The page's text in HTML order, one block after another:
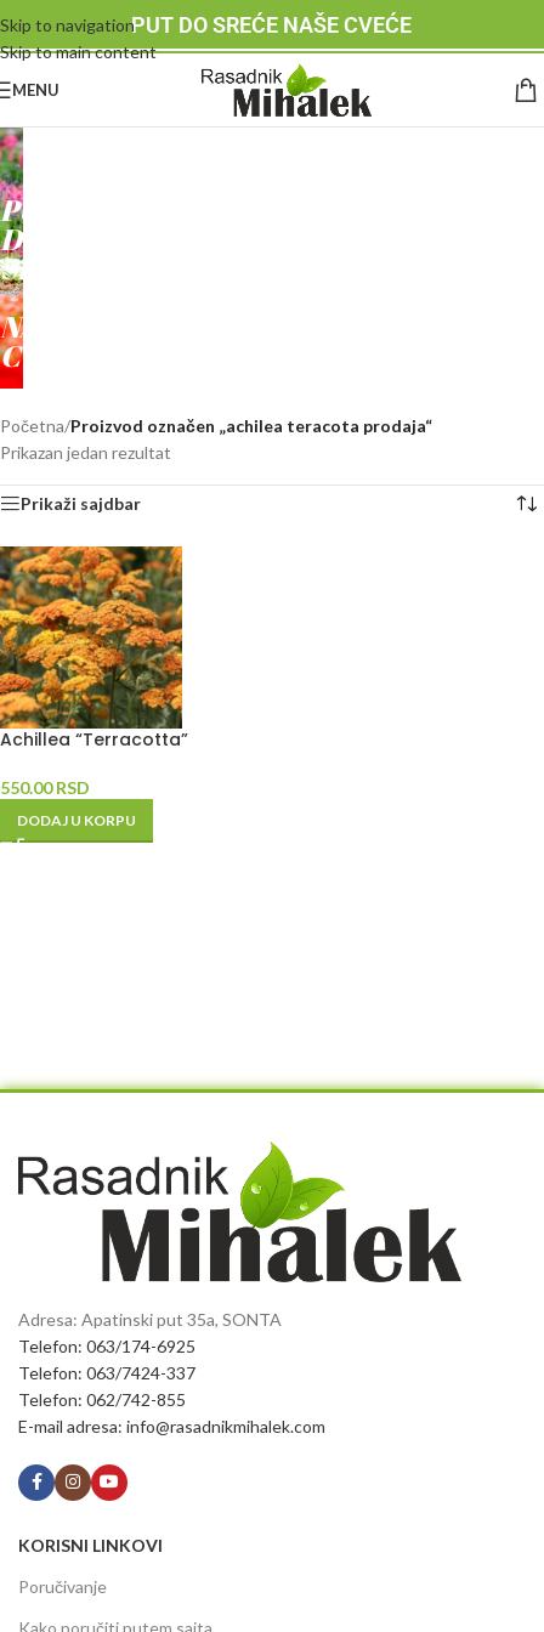
Skip to navigation
Skip to main content
PUT DO SREĆE NAŠE CVEĆE
MENU
RASADNIK
MIHALEK
PUT
DO
SREĆE
-
NAŠE
CVEĆE
Početna/Proizvod označen „achilea teracota prodaja“
Prikazan jedan rezultat
Prikaži sajdbar
Achillea “Terracotta”
550.00RSD
DODAJ U KORPU
Adresa: Apatinski put 35a, SONTA
Telefon: 063/174-6925
Telefon: 063/7424-337
Telefon: 062/742-855
E-mail adresa: info@rasadnikmihalek.com
KORISNI LINKOVI
Poručivanje
Kako poručiti putem sajta